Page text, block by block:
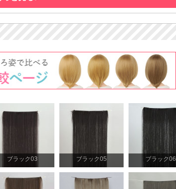
ブラック03 ブラック05 ブラック06